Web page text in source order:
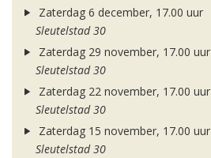
Zaterdag 6 december, 17.00 uur
Sleutelstad 30
Zaterdag 29 november, 17.00 uur
Sleutelstad 30
Zaterdag 22 november, 17.00 uur
Sleutelstad 30
Zaterdag 15 november, 17.00 uur
Sleutelstad 30